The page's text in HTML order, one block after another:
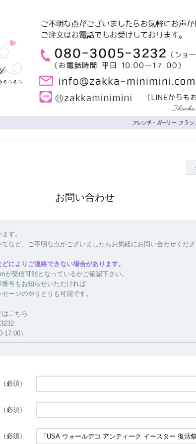
お問い合わせ
す。
など、ご不明な点がございましたらお気軽にお問い合わせくだ
によりご連絡できない場合があります。
が受信可能となっているかご確認下さい。
号もお知らせいただければ
ージのやりとりも可能です。
こちら
17:00）
（必須）
（必須）
（必須）